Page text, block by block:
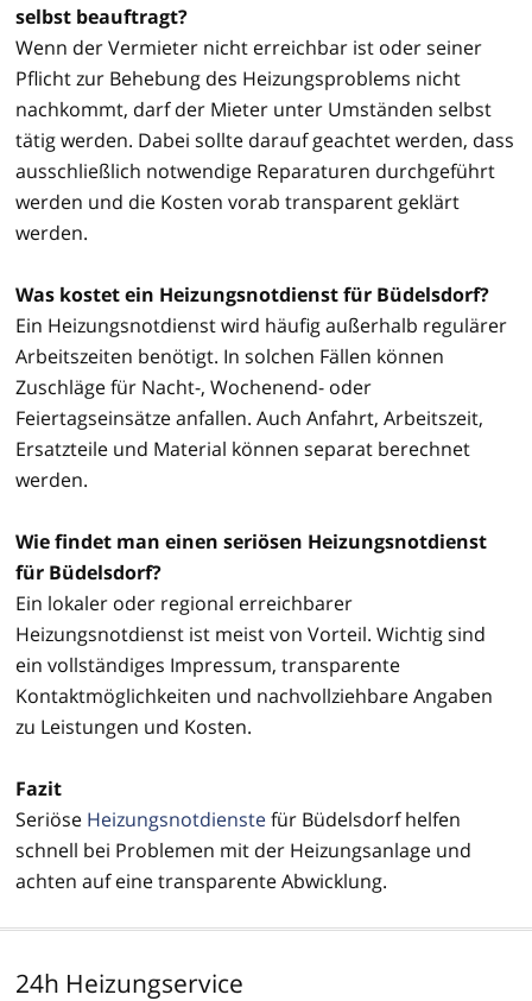
selbst beauftragt?
Wenn der Vermieter nicht erreichbar ist oder seiner
Pflicht zur Behebung des Heizungsproblems nicht
nachkommt, darf der Mieter unter Umständen selbst
tätig werden. Dabei sollte darauf geachtet werden, dass
ausschließlich notwendige Reparaturen durchgeführt
werden und die Kosten vorab transparent geklärt
werden.
Was kostet ein Heizungsnotdienst für Büdelsdorf?
Ein Heizungsnotdienst wird häufig außerhalb regulärer
Arbeitszeiten benötigt. In solchen Fällen können
Zuschläge für Nacht-, Wochenend- oder
Feiertagseinsätze anfallen. Auch Anfahrt, Arbeitszeit,
Ersatzteile und Material können separat berechnet
werden.
Wie findet man einen seriösen Heizungsnotdienst
für Büdelsdorf?
Ein lokaler oder regional erreichbarer
Heizungsnotdienst ist meist von Vorteil. Wichtig sind
ein vollständiges Impressum, transparente
Kontaktmöglichkeiten und nachvollziehbare Angaben
zu Leistungen und Kosten.
Fazit
Seriöse Heizungsnotdienstefür Büdelsdorf helfen
schnell bei Problemen mit der Heizungsanlage und
achten auf eine transparente Abwicklung.
24h Heizungservice